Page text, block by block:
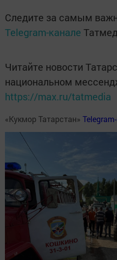
Следите за самым
Telegram-канале
Читайте новости
национальном
https://max.ru/tatmedia
«Кукмор Татарстан»